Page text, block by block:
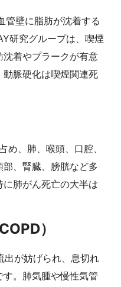
管壁に脂肪が沈着する
研究グループは、喫煙
着やプラークが有意
脈硬化は喫煙関連死
め、肺、喉頭、口腔、
、腎臓、膀胱など多
に肺がん死亡の大半は
）
出が妨げられ、息切れ
。肺気腫や慢性気管